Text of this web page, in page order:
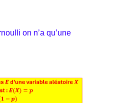
on n’a qu’une